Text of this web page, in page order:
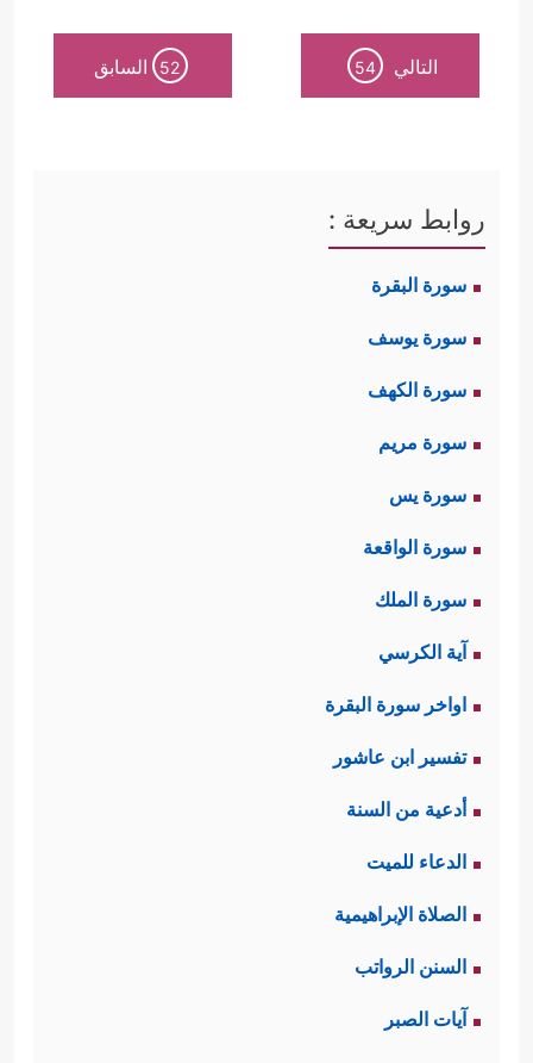
التالي 54
52 السابق
روابط سريعة :
سورة البقرة
سورة يوسف
سورة الكهف
سورة مريم
سورة يس
سورة الواقعة
سورة الملك
آية الكرسي
اواخر سورة البقرة
تفسير ابن عاشور
أدعية من السنة
الدعاء للميت
الصلاة الإبراهيمية
السنن الرواتب
آيات الصبر